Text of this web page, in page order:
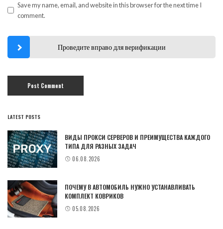
Save my name, email, and website in this browser for the next time I
comment.
Проведите вправо для верификации
LATEST POSTS
ВИДЫ ПРОКСИ СЕРВЕРОВ И ПРЕИМУЩЕСТВА КАЖДОГО
ТИПА ДЛЯ РАЗНЫХ ЗАДАЧ
06.08.2026
ПОЧЕМУ В АВТОМОБИЛЬ НУЖНО УСТАНАВЛИВАТЬ
КОМПЛЕКТ КОВРИКОВ
05.08.2026